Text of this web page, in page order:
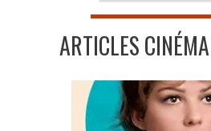
ARTICLES CINÉMA